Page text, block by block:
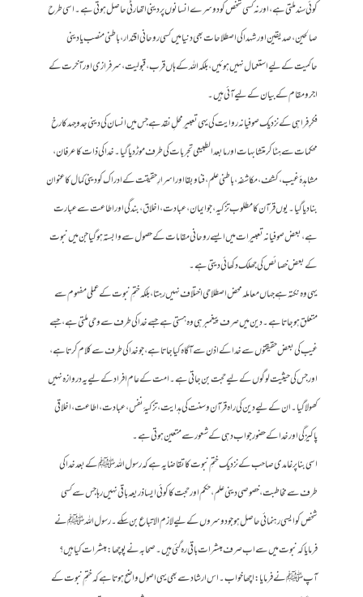
کوئی سند ملتی ہے، اور نہ کسی شخص کو دوسرے انسانوں پر دینی اتھارٹی حاصل ہوتی ہے۔ اسی طرح
صالحین، صدیقین اور شہدا کی اصطلاحات بھی دنیا میں کسی روحانی اقتدار، باطنی منصب یا دینی
حاکمیت کے لیے استعمال نہیں ہوئیں، بلکہ اللہ کے ہاں قرب، قبولیت، سرفرازی اور آخرت کے
اجر و مقام کے بیان کے لیے آئی ہیں۔
فکرِ فراہی کے نزدیک صوفیانہ روایت کی یہی تعبیر محلِ نقد ہے جس میں انسان کی دینی جدوجہد کا رخ
محکمات سے ہٹا کر متشابہات اور مابعد الطبیعی تجربات کی طرف موڑ دیا گیا۔ خدا کی ذات کا عرفان،
مشاہدۂ غیب، کشف، مکاشفہ، باطنی علم، فنا و بقا اور اسرارِ حقیقت کے ادراک کو دینی کمال کا عنوان
بنا دیا گیا۔ یوں قرآن کا مطلوب تزکیہ، جو ایمان، عبادت، اخلاق، بندگی اور اطاعت سے عبارت
ہے، بعض صوفیانہ تعبیرات میں ایسے روحانی مقامات کے حصول سے وابستہ ہو گیا جن میں نبوت
کے بعض خصائص کی جھلک دکھائی دیتی ہے۔
یہی وہ نکتہ ہے جہاں معاملہ محض اصطلاحی اختلاف نہیں رہتا، بلکہ ختمِ نبوت کے عملی مفہوم سے
متعلق ہو جاتا ہے۔ دین میں صرف پیغمبر ہی وہ ہستی ہے جسے خدا کی طرف سے وحی ملتی ہے، جسے
غیب کی بعض حقیقتوں سے خدا کے اذن سے آگاہ کیا جاتا ہے، جو خدا کی طرف سے کلام کرتا ہے،
اور جس کی حیثیت لوگوں کے لیے حجت بن جاتی ہے۔ امت کے عام افراد کے لیے یہ دروازہ نہیں
کھولا گیا۔ ان کے لیے دین کی راہ قرآن و سنت کی ہدایت، تزکیۂ نفس، عبادت، اطاعت، اخلاقی
پاکیزگی اور خدا کے حضور جواب دہی کے شعور سے متعین ہوتی ہے۔
اسی بنا پر غامدی صاحب کے نزدیک ختمِ نبوت کا تقاضا یہ ہے کہ رسول اللہ ﷺ کے بعد خدا کی
طرف سے مخاطبت،خصوصی دینی علم، حکم اور حجت کا کوئی ایسا ذریعہ باقی نہیں رہا جس سے کسی
شخص کو ایسی رہنمائی حاصل ہو جو دوسروں کے لیے لازم الاتباع بن سکے۔رسول اللہ ﷺ نے
فرمایا کہ نبوت میں سے اب صرف مبشرات باقی رہ گئی ہیں۔ صحابہ نے پوچھا: مبشرات کیا ہیں؟
آپ ﷺ نے فرمایا: اچھا خواب۔ اس ارشاد سے بھی یہی اصول واضح ہوتا ہے کہ ختمِ نبوت کے